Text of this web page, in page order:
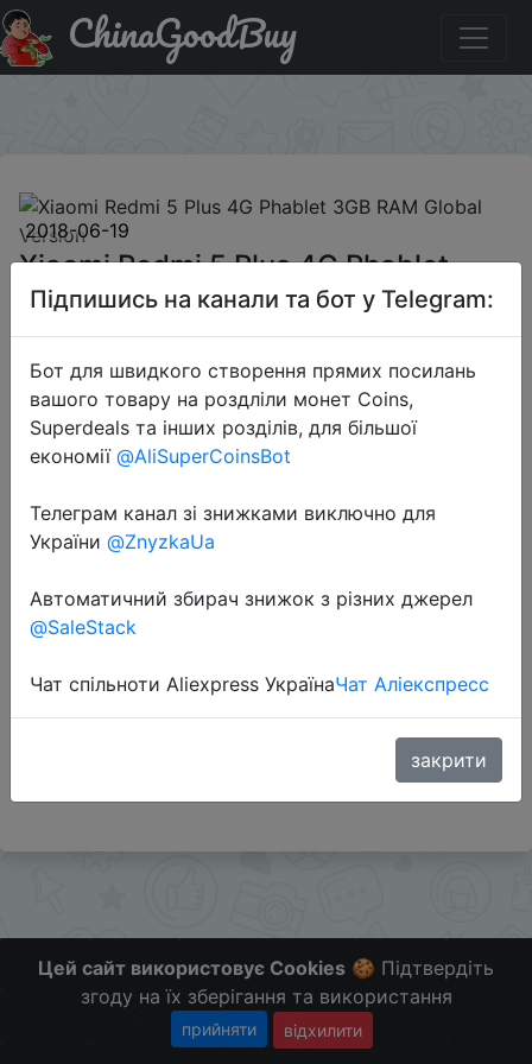
Придбати по знижці 618GBcoupon24 Xiaomi Redmi 5
Plus 4G Phablet 3GB RAM Global Version
ChinaGoodBuy
2018-06-19
Xiaomi Redmi 5 Plus 4G Phablet
3GB RAM Global Version
$139.99
Перейти до магазину
Додаткова інформація відсутня.
Слідкуйте за знижками на мобільному, в телеграм
Цей сайт використовує Cookies 🍪 Підтвердіть
згоду на їх зберігання та використання
прийняти відхилити
Підпишись на канали та бот у Telegram:
Бот для швидкого створення прямих посилань
вашого товару на роздліли монет Coins,
Superdeals та інших розділів, для більшої
економії @AliSuperCoinsBot
Телеграм канал зі знижками виключно для
України @ZnyzkaUa
Автоматичний збирач знижок з різних джерел
@SaleStack
Чат спільноти Aliexpress УкраїнаЧат Аліекспресс
закрити